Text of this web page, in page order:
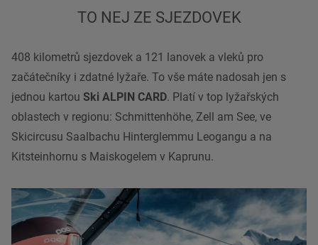
TO NEJ ZE SJEZDOVEK
408 kilometrů sjezdovek a 121 lanovek a vleků pro
začátečníky i zdatné lyžaře. To vše máte nadosah jen s
jednou kartou Ski ALPIN CARD. Platí v top lyžařských
oblastech v regionu: Schmittenhöhe, Zell am See, ve
Skicircusu Saalbachu Hinterglemmu Leogangu a na
Kitsteinhornu s Maiskogelem v Kaprunu.